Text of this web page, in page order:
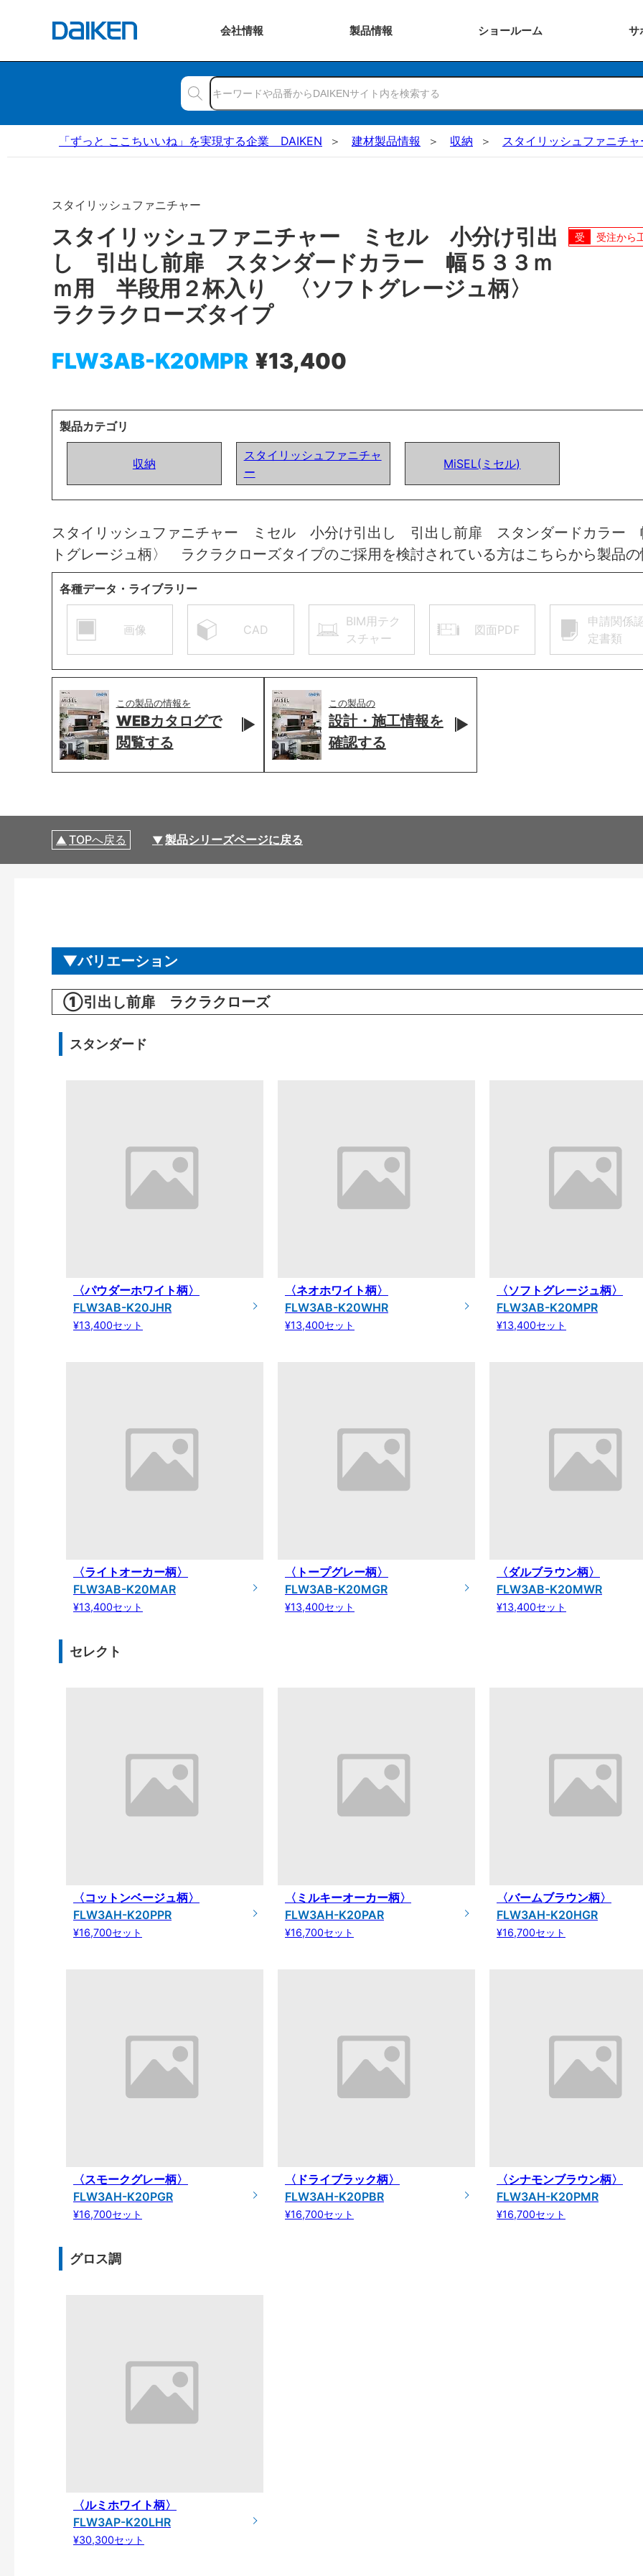
会社情報 製品情報 ショールーム サ
「ずっと ここちいいね」を実現する企業 DAIKEN 建材製品情報 収納 スタイリッシュファニチャ
スタイリッシュファニチャー
スタイリッシュファニチャー ミセル 小分け引出
し 引出し前扉 スタンダードカラー 幅５３３ｍ
ｍ用 半段用２杯入り 〈ソフトグレージュ柄〉
ラクラクローズタイプ
FLW3AB-K20MPR ¥13,400
受注から
製品カテゴリ
収納
スタイリッシュファニチャ
ー
MiSEL(ミセル)
スタイリッシュファニチャー ミセル 小分け引出し 引出し前扉 スタンダードカラー
トグレージュ柄〉 ラクラクローズタイプのご採用を検討されている方はこちらから製品
各種データ・ライブラリー
画像 CAD
BIM用テク
スチャー
図面PDF
申請関係
定書類
この製品の情報を
WEBカタログで
閲覧する
この製品の
設計・施工情報を
確認する
TOPへ戻る 製品シリーズページに戻る
バリエーション
①引出し前扉 ラクラクローズ
スタンダード
〈パウダーホワイト柄〉
FLW3AB-K20JHR
¥13,400セット
〈ネオホワイト柄〉
FLW3AB-K20WHR
¥13,400セット
〈ソフトグレージュ柄〉
FLW3AB-K20MPR
¥13,400セット
〈ライトオーカー柄〉
FLW3AB-K20MAR
¥13,400セット
〈トープグレー柄〉
FLW3AB-K20MGR
¥13,400セット
〈ダルブラウン柄〉
FLW3AB-K20MWR
¥13,400セット
セレクト
〈コットンベージュ柄〉
FLW3AH-K20PPR
¥16,700セット
〈ミルキーオーカー柄〉
FLW3AH-K20PAR
¥16,700セット
〈バームブラウン柄〉
FLW3AH-K20HGR
¥16,700セット
〈スモークグレー柄〉
FLW3AH-K20PGR
¥16,700セット
〈ドライブラック柄〉
FLW3AH-K20PBR
¥16,700セット
〈シナモンブラウン柄〉
FLW3AH-K20PMR
¥16,700セット
グロス調
〈ルミホワイト柄〉
FLW3AP-K20LHR
¥30,300セット